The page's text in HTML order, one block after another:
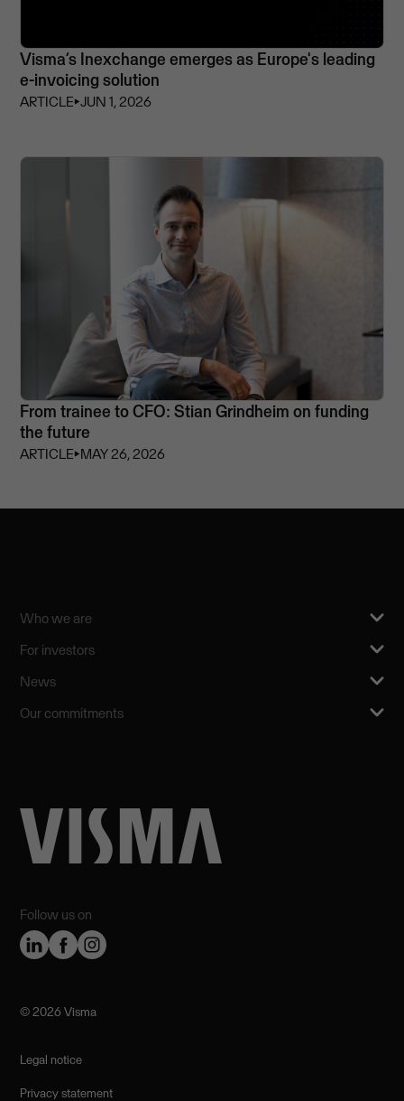
Visma’s Inexchange emerges as Europe's leading
e-invoicing solution
ARTICLE⏵JUN 1, 2026
From trainee to CFO: Stian Grindheim on funding
the future
ARTICLE⏵MAY 26, 2026
Follow us on
Who we are
For investors
News
Our commitments
©️ 2026 Visma
Legal notice
Privacy statement